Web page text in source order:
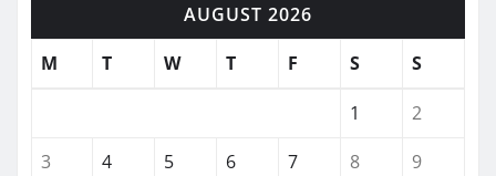
AUGUST 2026
M
T W T F S S
1
2
3
4 5 6 7 8
9